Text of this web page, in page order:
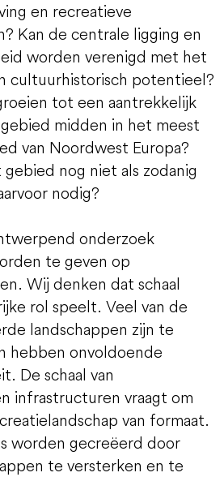
en recreatieve
Kan de centrale ligging en
worden verenigd met het
cultuurhistorisch potentieel?
tot een aantrekkelijk
midden in het meest
van Noordwest Europa?
nog niet als zodanig
nodig?
onderzoek
te geven op
Wij denken dat schaal
rol speelt. Veel van de
landschappen zijn te
hebben onvoldoende
De schaal van
infrastructuren vraagt om
van formaat.
worden gecreëerd door
te versterken en te